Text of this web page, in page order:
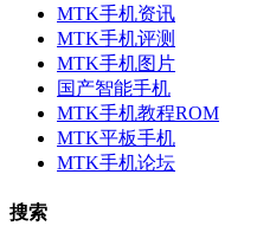
MTK手机资讯
MTK手机评测
MTK手机图片
国产智能手机
MTK手机教程ROM
MTK平板手机
MTK手机论坛
搜索